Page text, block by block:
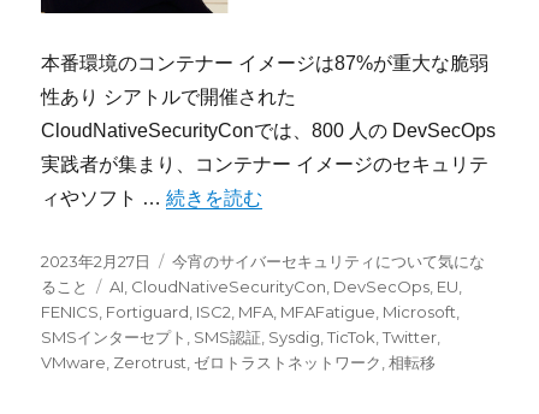
本番環境のコンテナー イメージは87%が重大な脆弱
性あり シアトルで開催された
CloudNativeSecurityConでは、800 人の DevSecOps
実践者が集まり、コンテナー イメージのセキュリテ
ィやソフト …“今宵のサイバーセキュリティについて気
続きを読む
投
稿
日:
2023年2月27日
カ
テ
ゴ
リ
ー
今宵のサイバーセキュリティについて気にな
ること
タ
グ
AI CloudNativeSecurityCon DevSecOps EU
FENICS Fortiguard ISC2 MFA MFAFatigue Microsoft
SMSインターセプト
SMS認証 Sysdig ,TicTok ,Twitter
VMware Zerotrust ,ゼロトラストネットワーク ,相転移